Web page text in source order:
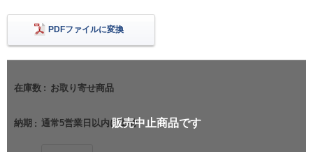
PDFファイルに変換
在庫数 お取り寄せ商品
納期 通常5営業日以内に出荷販売中止商品です